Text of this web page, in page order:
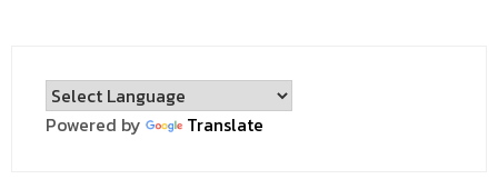
Powered by Translate